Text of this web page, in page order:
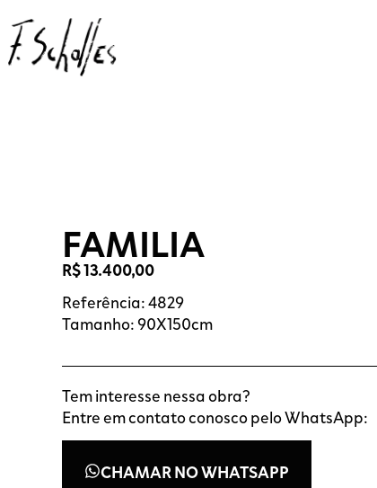
FAMILIA
R$13.400,00
Referência: 4829
Tamanho: 90X150cm
Tem interesse nessa obra?
Entre em contato conosco pelo WhatsApp:
CHAMAR NO WHATSAPP